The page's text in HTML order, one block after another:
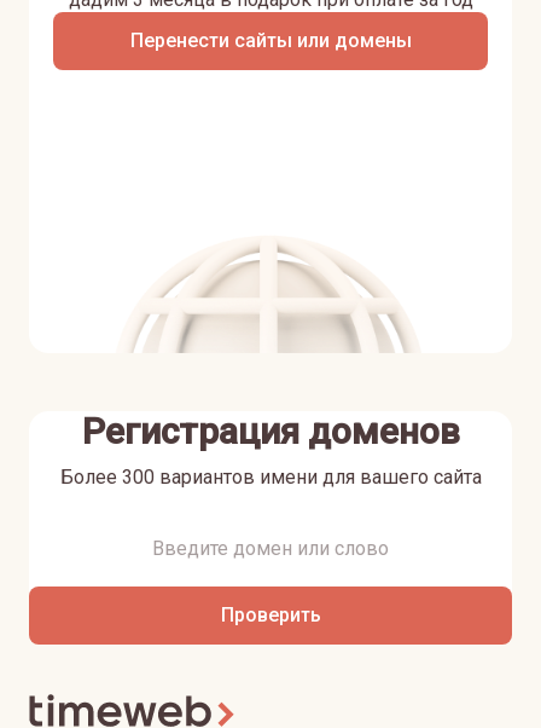
Перенести сайты или домены
Регистрация доменов
Более 300 вариантов имени для вашего сайта
Проверить